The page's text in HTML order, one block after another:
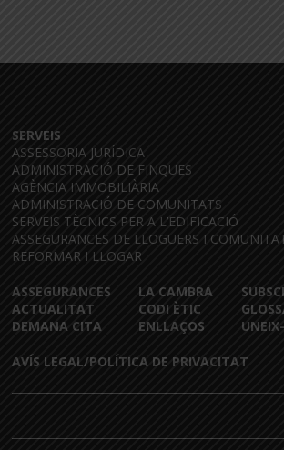
SERVEIS
ASSESSORIA JURÍDICA
ADMINISTRACIÓ DE FINQUES
AGÈNCIA IMMOBILIÀRIA
ADMINISTRACIÓ DE COMUNITATS
SERVEIS TÈCNICS PER A L’EDIFICACIÓ
ASSEGURANCES DE LLOGUERS I
REFORMAR I LLOGAR
ASSEGURANCES
ACTUALITAT
DEMANA CITA
LA CAMBRA
CODI ÈTIC
ENLLAÇOS
AVÍS LEGAL/POLÍTICA DE PRIVACITAT